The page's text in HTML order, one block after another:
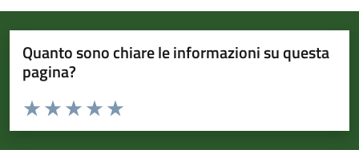
Quanto sono chiare le informazioni su questa
pagina?
Valuta da 1 a 5 stelle la pagina
Valuta 5 stelle su 5
Valuta 4 stelle su 5
Valuta 3 stelle su 5
Valuta 2 stelle su 5
Valuta 1 stelle su 5